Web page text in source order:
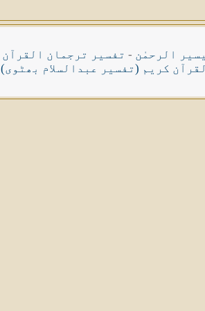
الرحمٰن - تفسیر ترجمان القرآن
کریم (تفسیر عبدالسلام بھٹوی)